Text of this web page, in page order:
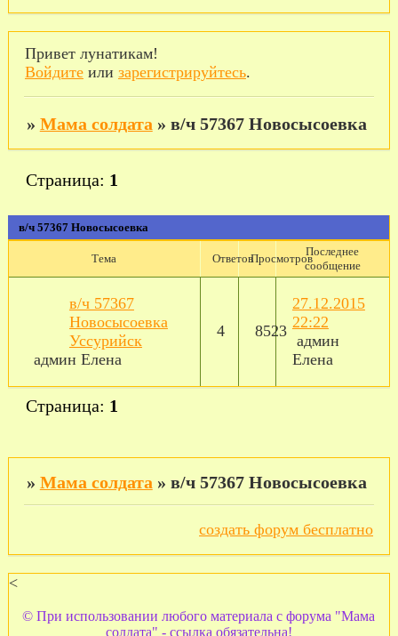
Привет лунатикам!
Войдитеили зарегистрируйтесь.
» Мама солдата » в/ч 57367 Новосысоевка
в/ч 57367 Новосысоевка
Страница: 1
Тема ОтветовПросмотров
Последнее
сообщение
в/ч 57367
Новосысоевка
Уссурийск
админ Елена
4 8523
27.12.2015
22:22
админ
Елена
Страница: 1
» Мама солдата » в/ч 57367 Новосысоевка
создать форум бесплатно
<
© При использовании любого материала с форума "Мама
солдата" - ссылка обязательна!